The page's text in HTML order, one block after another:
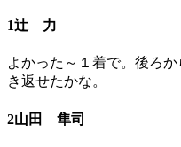
1辻 力
よかった～１着で。後ろ
き返せたかな。
2山田 隼司